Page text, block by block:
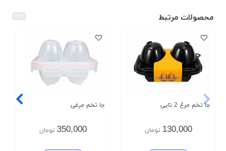
محصولات مرتبط
جا تخم مرغ 2 تایی
130,000 تومان
جا تخم مرغی
350,000 تومان